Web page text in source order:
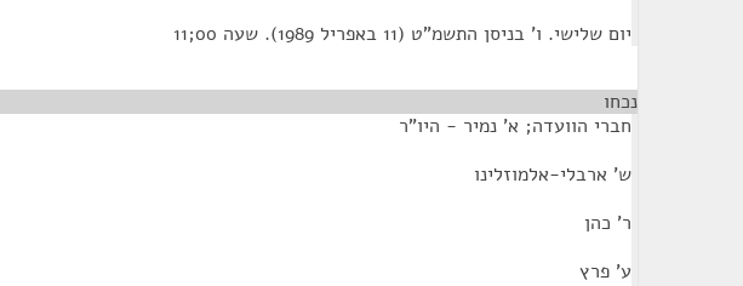
יום שלישי. ו' בניסן התשמ"ט (11 באפריל 1989). שעה 00;11
נכחו
חברי הוועדה; א' נמיר - היו"ר
ש' ארבלי-אלמוזלינו
ר' כהן
ע' פרץ